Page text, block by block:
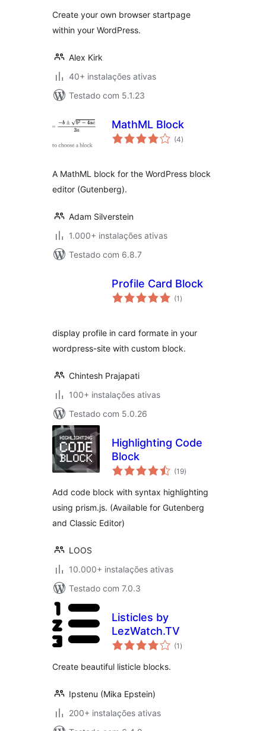
Create your own browser startpage
within your WordPress.
Alex Kirk
40+ instalações ativas
Testado com 5.1.23
MathML Block
(4avaliações
totais
)
A MathML block for the WordPress block
editor (Gutenberg).
Adam Silverstein
1.000+ instalações ativas
Testado com 6.8.7
Profile Card Block
(1 avaliações
totais
)
display profile in card formate in your
wordpress-site with custom block.
Chintesh Prajapati
100+ instalações ativas
Testado com 5.0.26
Highlighting Code
Block
(19avaliações
totais
)
Add code block with syntax highlighting
using prism.js. (Available for Gutenberg
and Classic Editor)
LOOS
10.000+ instalações ativas
Testado com 7.0.3
Listicles by
LezWatch.TV
(1 avaliações
totais
)
Create beautiful listicle blocks.
Ipstenu (Mika Epstein)
200+ instalações ativas